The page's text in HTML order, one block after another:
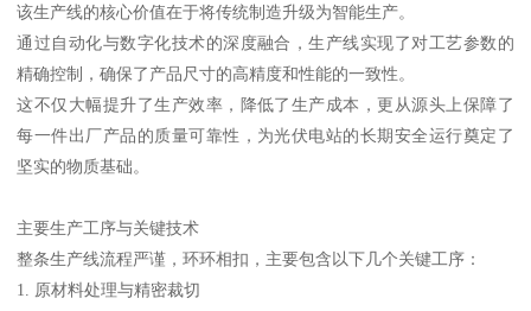
该生产线的核心价值在于将传统制造升级为智能生产。
通过自动化与数字化技术的深度融合，生产线实现了对工艺参数的
精确控制，确保了产品尺寸的高精度和性能的一致性。
这不仅大幅提升了生产效率，降低了生产成本，更从源头上保障了
每一件出厂产品的质量可靠性，为光伏电站的长期安全运行奠定了
坚实的物质基础。
主要生产工序与关键技术
整条生产线流程严谨，环环相扣，主要包含以下几个关键工序：
1. 原材料处理与精密裁切